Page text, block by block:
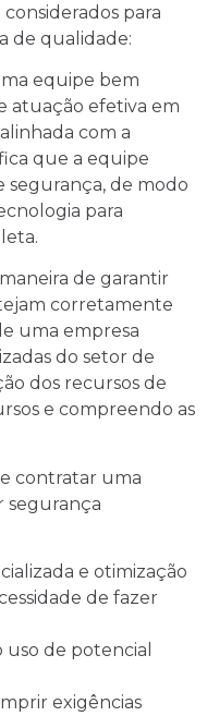
para
de qualidade:
equipe bem
atuação efetiva em
com a
que a equipe
segurança, de modo
para
de garantir
corretamente
uma empresa
do setor de
dos recursos de
e compreendo as
contratar uma
segurança
e otimização
de fazer
uso de potencial
exigências